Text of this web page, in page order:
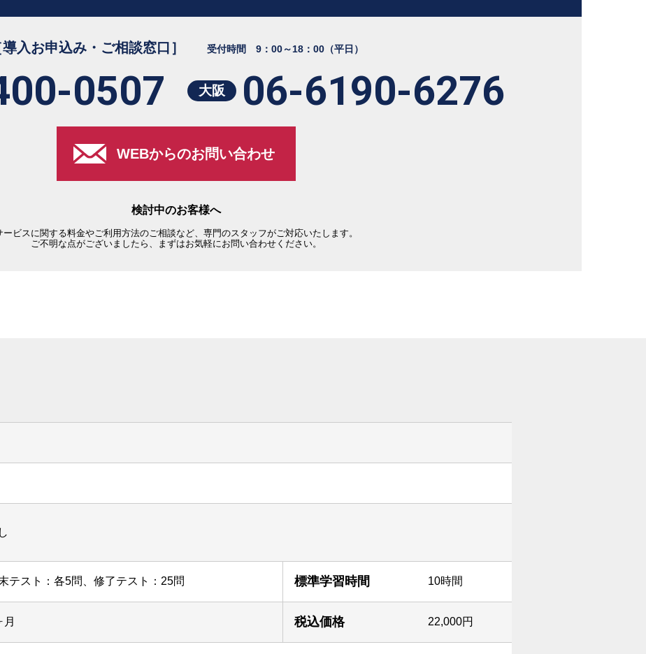
導入お申込み・ご相談窓口］ 受付時間 9：00～18：00（平日）
0507 大阪 06-6190-6276
WEBからのお問い合わせ
検討中のお客様へ
ービスに関する料金やご利用方法のご相談など、専門のスタッフがご対応いたします。
ご不明な点がございましたら、まずはお気軽にお問い合わせください。
テスト：各5問、修了テスト：25問 標準学習時間 10時間
月 税込価格 22,000円